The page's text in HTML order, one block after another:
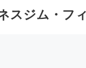
スジム・フ